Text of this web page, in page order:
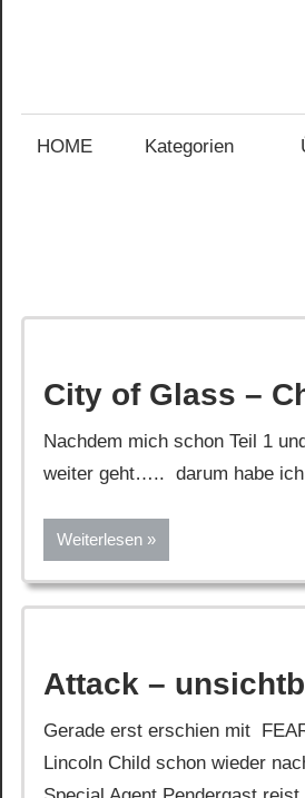
für
HOME Kategorien
City of Glass –
Nachdem mich schon Teil 1
weiter geht….. darum habe ich
Weiterlesen
Attack –
Gerade erst erschien mit
Lincoln Child schon wieder